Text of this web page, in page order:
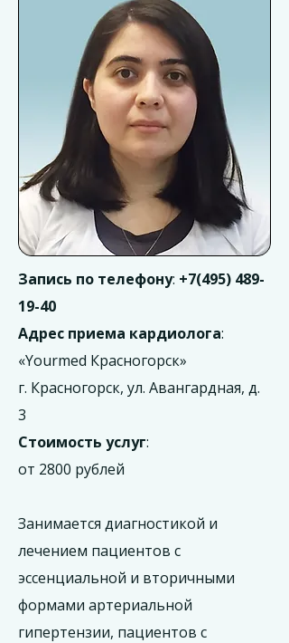
Запись по телефону: +7(495) 489-
19-40
Адрес приема кардиолога:
«Yourmed Красногорск»
г. Красногорск, ул. Авангардная, д.
3
Стоимость услуг:
от 2800 рублей
Занимается диагностикой и
лечением пациентов с
эссенциальной и вторичными
формами артериальной
гипертензии, пациентов с